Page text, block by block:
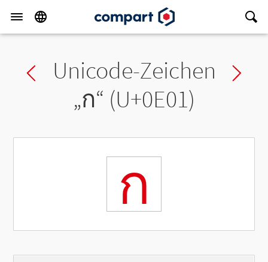
Previous char
Unicode-Zeichen
„ก“ (U+0E01)
ก